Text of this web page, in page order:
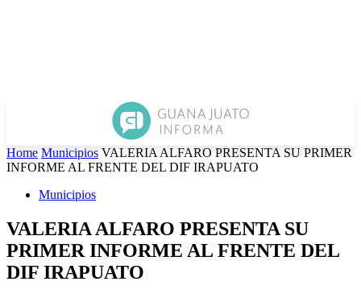
Home Municipios VALERIA ALFARO PRESENTA SU PRIMER
INFORME AL FRENTE DEL DIF IRAPUATO
Municipios
VALERIA ALFARO PRESENTA SU
PRIMER INFORME AL FRENTE DEL
DIF IRAPUATO